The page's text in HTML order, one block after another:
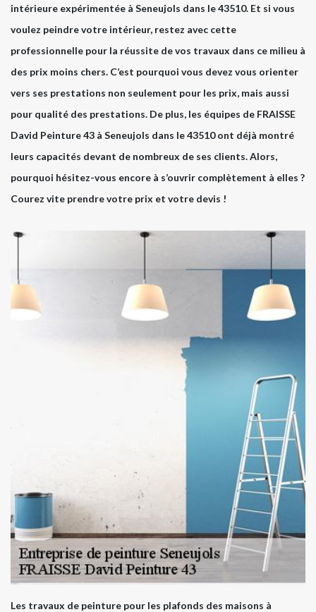
intérieure expérimentée à Seneujols dans le 43510. Et si vous
voulez peindre votre intérieur, restez avec cette
professionnelle pour la réussite de vos travaux dans ce milieu à
des prix moins chers. C’est pourquoi vous devez vous orienter
vers ses prestations non seulement pour les prix, mais aussi
pour qualité des prestations. De plus, les équipes de FRAISSE
David Peinture 43 à Seneujols dans le 43510 ont déjà montré
leurs capacités devant de nombreux de ses clients. Alors,
pourquoi hésitez-vous encore à s’ouvrir complètement à elles ?
Courez vite prendre votre prix et votre devis !
Les travaux de peinture pour les plafonds des maisons à